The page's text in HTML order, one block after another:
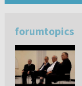
forumtopics